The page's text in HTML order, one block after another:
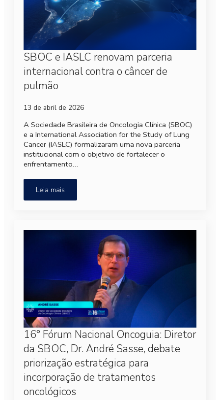
SBOC e IASLC renovam parceria
internacional contra o câncer de
pulmão
13 de abril de 2026
A Sociedade Brasileira de Oncologia Clínica (SBOC)
e a International Association for the Study of Lung
Cancer (IASLC) formalizaram uma nova parceria
institucional com o objetivo de fortalecer o
enfrentamento…
Leia mais
16° Fórum Nacional Oncoguia: Diretor
da SBOC, Dr. André Sasse, debate
priorização estratégica para
incorporação de tratamentos
oncológicos